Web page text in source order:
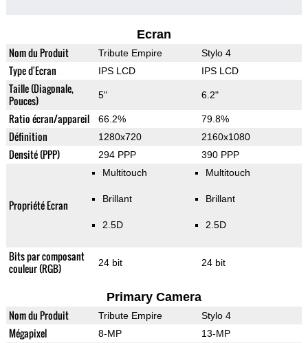
Ecran
Nom du Produit Tribute Empire Stylo 4
Type d'Ecran IPS LCD IPS LCD
Taille (Diagonale,
Pouces)
5" 6.2"
Ratio écran/appareil 66.2% 79.8%
Définition 1280x720 2160x1080
Densité (PPP) 294 PPP 390 PPP
Propriété Ecran
Multitouch
Brillant
2.5D
Multitouch
Brillant
2.5D
Bits par composant
couleur (RGB)
24 bit 24 bit
Primary Camera
Nom du Produit Tribute Empire Stylo 4
Mégapixel 8-MP 13-MP